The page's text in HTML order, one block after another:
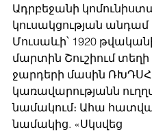
Ադրբեջանի
​​կուսակցության անդամ
Մուսաևի՝ 1920
մարտին Շուշիում տեղի
ջարդերի մասին ՌԽԴՍՀ
կառավարությանն
նամակում։ Ահա
նամակից. «Սկսվեց